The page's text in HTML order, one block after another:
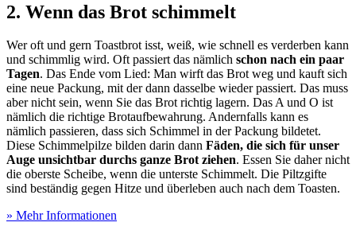
2. Wenn das Brot schimmelt
Wer oft und gern Toastbrot isst, weiß, wie schnell es verderben kann
und schimmlig wird. Oft passiert das nämlich schon nach ein paar
Tagen. Das Ende vom Lied: Man wirft das Brot weg und kauft sich
eine neue Packung, mit der dann dasselbe wieder passiert. Das muss
aber nicht sein, wenn Sie das Brot richtig lagern. Das A und O ist
nämlich die richtige Brotaufbewahrung. Andernfalls kann es
nämlich passieren, dass sich Schimmel in der Packung bildetet.
Diese Schimmelpilze bilden darin dann Fäden, die sich für unser
Auge unsichtbar durchs ganze Brot ziehen. Essen Sie daher nicht
die oberste Scheibe, wenn die unterste Schimmelt. Die Piltzgifte
sind beständig gegen Hitze und überleben auch nach dem Toasten.
» Mehr Informationen